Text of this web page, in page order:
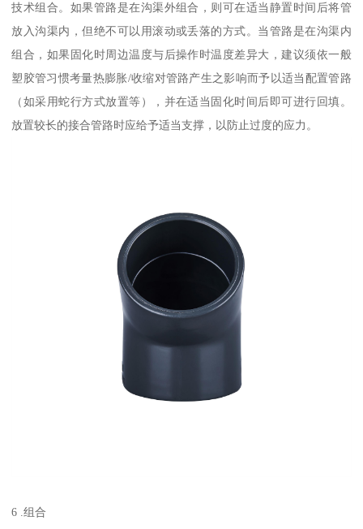
技术组合。如果管路是在沟渠外组合，则可在适当静置时间后将管
放入沟渠内，但绝不可以用滚动或丢落的方式。当管路是在沟渠内
组合，如果固化时周边温度与后操作时温度差异大，建议须依一般
塑胶管习惯考量热膨胀/收缩对管路产生之影响而予以适当配置管路
（如采用蛇行方式放置等），并在适当固化时间后即可进行回填。
放置较长的接合管路时应给予适当支撑，以防止过度的应力。
6 .组合